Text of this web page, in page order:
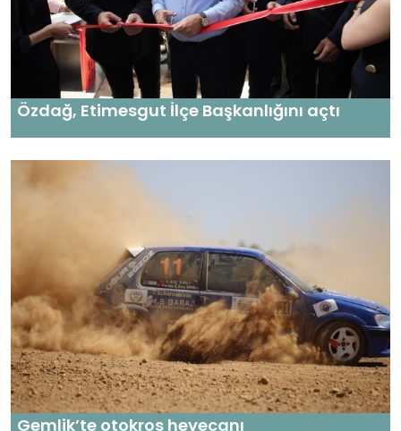
Özdağ, Etimesgut İlçe Başkanlığını açtı
Gemlik’te otokros heyecanı